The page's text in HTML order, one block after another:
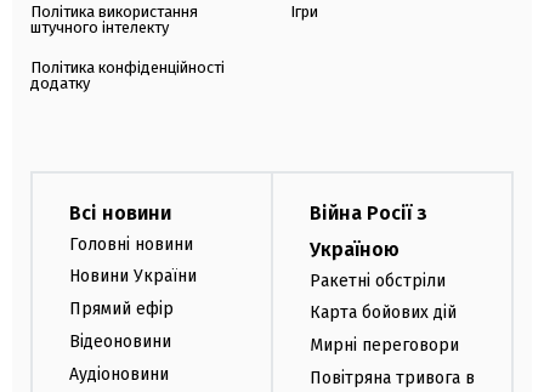
Політика використання
штучного інтелекту
Політика конфіденційності
додатку
Ігри
Всі новини
Головні новини
Новини України
Прямий ефір
Відеоновини
Аудіоновини
Війна Росії з
Україною
Ракетні обстріли
Карта бойових дій
Мирні переговори
Повітряна тривога в